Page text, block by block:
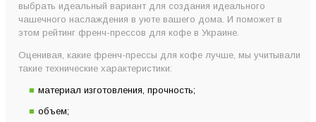
3. Френч-пресс Sama Doyo FT-125 450 мл
2. Френч-пресс Kela Venecia 1 л (10852)
1. Френч-пресс Ardesto Gemini Asti AR1906AFP 600 мл
Топ-8 лучших френч прессов для кофе по версии Coffeeok
Какому френч прессу для кофе отдать предпочтение?
Как правильно выбрать френч пресс для кофе
выбрать идеальный вариант для создания идеального
чашечного наслаждения в уюте вашего дома. И поможет в
этом рейтинг френч-прессов для кофе в Украине.
Оценивая, какие френч-прессы для кофе лучше, мы учитывали
такие технические характеристики:
материал изготовления, прочность;
объем;